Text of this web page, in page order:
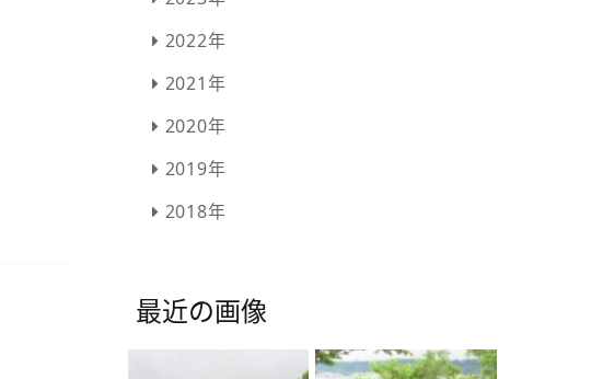
2022年
2021年
2020年
2019年
2018年
最近の画像